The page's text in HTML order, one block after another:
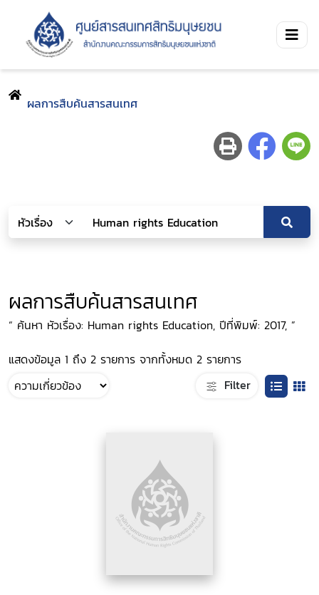
ผลการสืบค้นสารสนเทศ
ผลการสืบค้นสารสนเทศ
“ ค้นหา หัวเรื่อง: Human rights Education, ปีที่พิมพ์: 2017, ”
แสดงข้อมูล 1 ถึง 2 รายการ จากทั้งหมด 2 รายการ
Filter